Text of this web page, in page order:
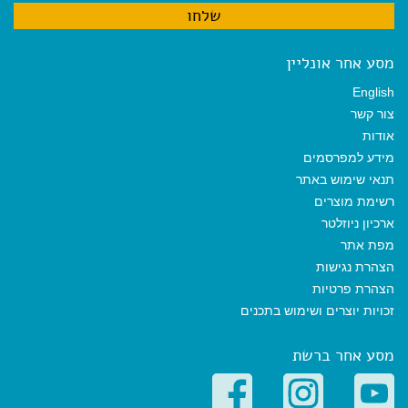
מסע אחר אונליין
English
צור קשר
אודות
מידע למפרסמים
תנאי שימוש באתר
רשימת מוצרים
ארכיון ניוזלטר
מפת אתר
הצהרת נגישות
הצהרת פרטיות
זכויות יוצרים ושימוש בתכנים
מסע אחר ברשת